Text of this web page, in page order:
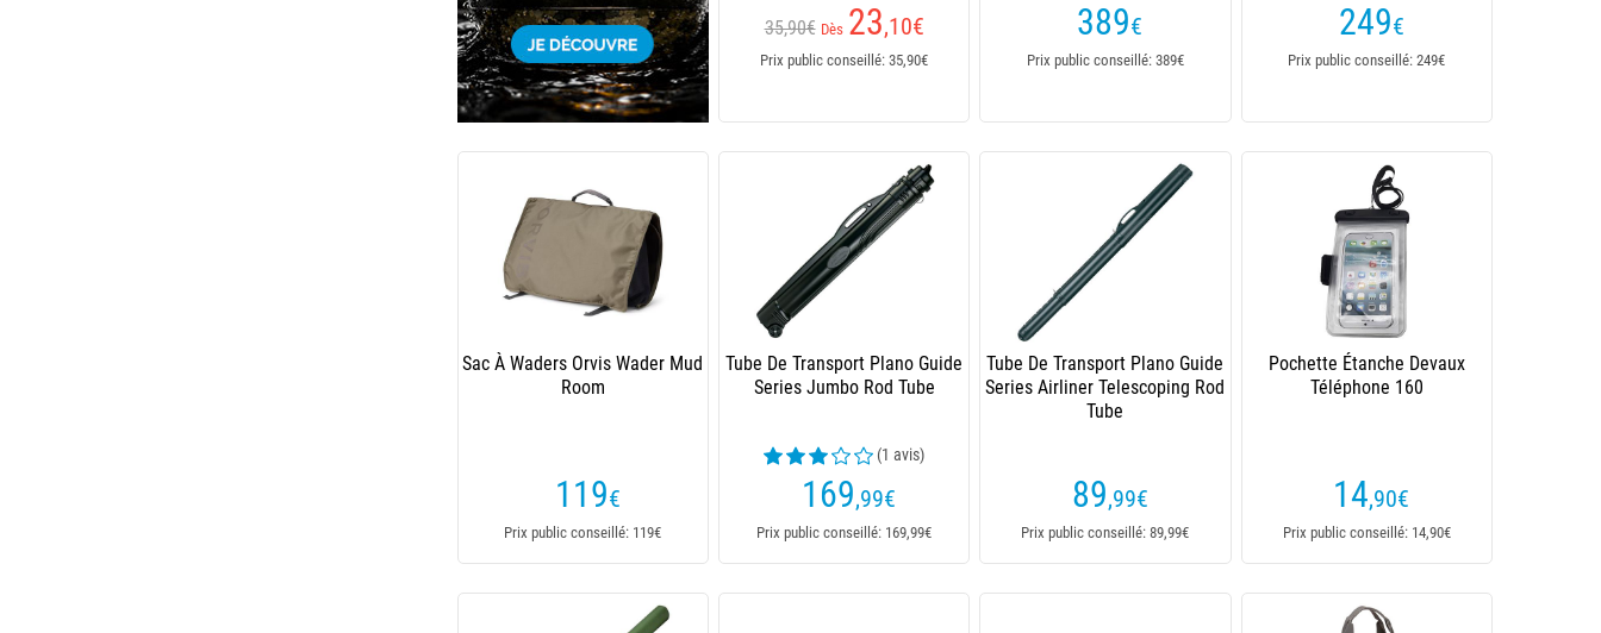
35,90€ Dès 23,10€
Prix public conseillé: 35,90€
389€
Prix public conseillé: 389€
249€
Prix public conseillé: 249€
Sac À Waders Orvis Wader Mud
Room
119€
Prix public conseillé: 119€
Tube De Transport Plano Guide
Series Jumbo Rod Tube
(1 avis)
169,99€
Prix public conseillé: 169,99€
Tube De Transport Plano Guide
Series Airliner Telescoping Rod
Tube
89,99€
Prix public conseillé: 89,99€
Pochette Étanche Devaux
Téléphone 160
14,90€
Prix public conseillé: 14,90€